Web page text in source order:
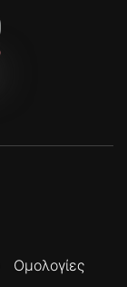
Ομολογίες